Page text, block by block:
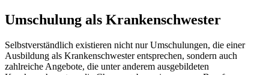
Umschulung als Krankenschwester
Selbstverständlich existieren nicht nur Umschulungen, die einer
Ausbildung als Krankenschwester entsprechen, sondern auch
zahlreiche Angebote, die unter anderem ausgebildeten